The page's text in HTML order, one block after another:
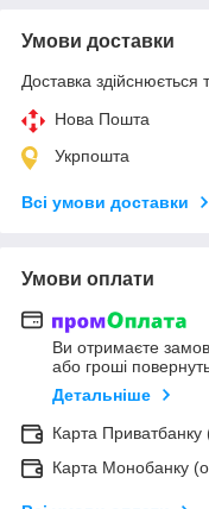
Умови доставки
Доставка здійснюється
Нова Пошта
Укрпошта
Всі умови доставки
Умови оплати
Ви отримаєте
або гроші
Детальніше
Карта Приватбанку
Карта Монобанку